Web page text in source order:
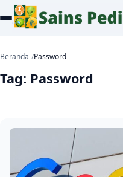
Beranda Password
Tag: Password